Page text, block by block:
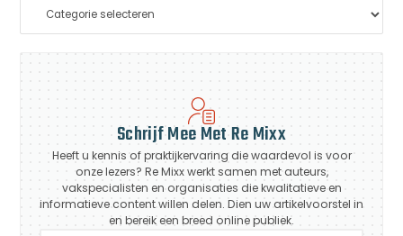
Schrijf Mee Met Re Mixx
Heeft u kennis of praktijkervaring die waardevol is voor
onze lezers? Re Mixx werkt samen met auteurs,
vakspecialisten en organisaties die kwalitatieve en
informatieve content willen delen. Dien uw artikelvoorstel in
en bereik een breed online publiek.